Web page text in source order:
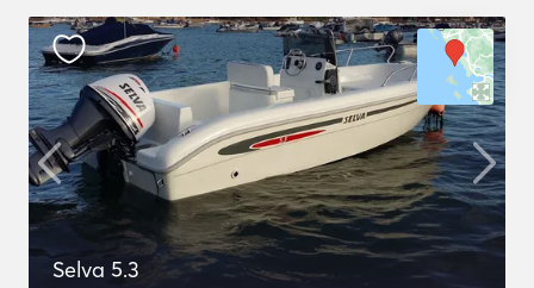
Selva 5.3